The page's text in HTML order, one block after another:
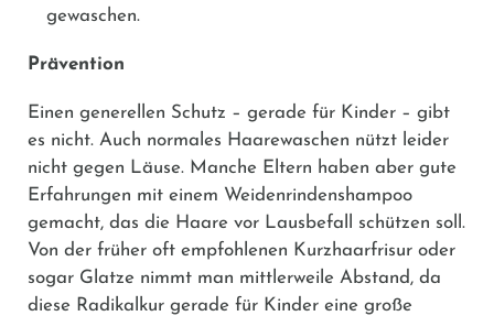
gewaschen.
Prävention
Einen generellen Schutz – gerade für Kinder – gibt
es nicht. Auch normales Haarewaschen nützt leider
nicht gegen Läuse. Manche Eltern haben aber gute
Erfahrungen mit einem Weidenrindenshampoo
gemacht, das die Haare vor Lausbefall schützen soll.
Von der früher oft empfohlenen Kurzhaarfrisur oder
sogar Glatze nimmt man mittlerweile Abstand, da
diese Radikalkur gerade für Kinder eine große